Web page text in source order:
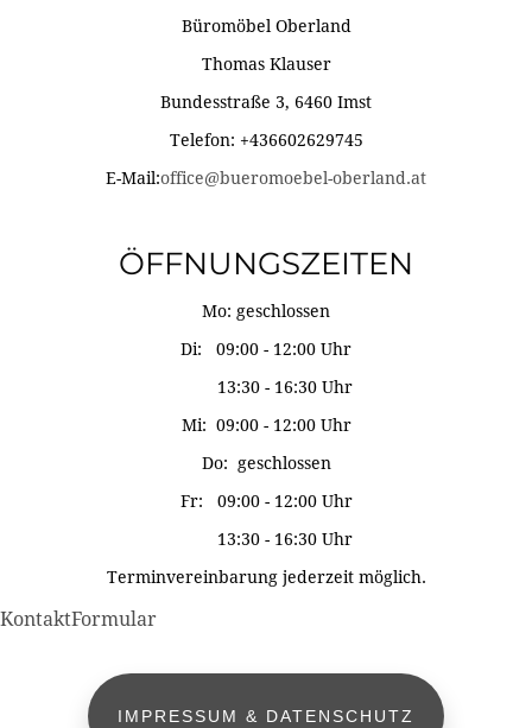
Büromöbel Oberland
Thomas Klauser
Bundesstraße 3, 6460 Imst
Telefon: +436602629745
E-Mail:office@bueromoebel-oberland.at
ÖFFNUNGSZEITEN
Mo: geschlossen
Di: 09:00 - 12:00 Uhr
13:30 - 16:30 Uhr
Mi: 09:00 - 12:00 Uhr
Do: geschlossen
Fr: 09:00 - 12:00 Uhr
13:30 - 16:30 Uhr
Terminvereinbarung jederzeit möglich.
KontaktFormular
IMPRESSUM & DATENSCHUTZ